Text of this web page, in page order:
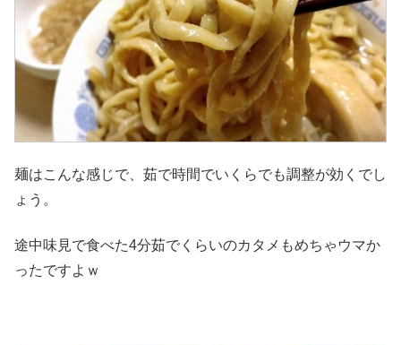
麺はこんな感じで、茹で時間でいくらでも調整が効くでし
ょう。
途中味見で食べた4分茹でくらいのカタメもめちゃウマか
ったですよｗ